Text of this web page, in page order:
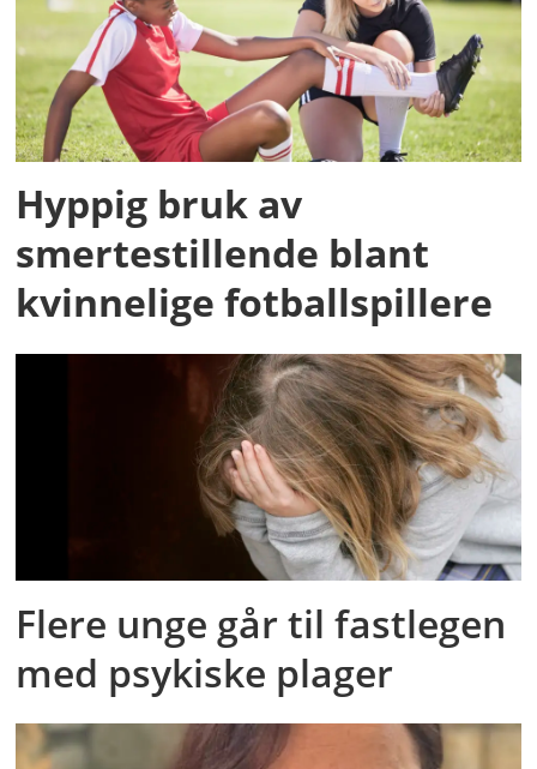
Hyppig bruk av
smertestillende blant
kvinnelige fotballspillere
Flere unge går til fastlegen
med psykiske plager